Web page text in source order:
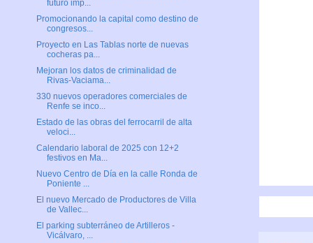
futuro imp...
Promocionando la capital como destino de
congresos...
Proyecto en Las Tablas norte de nuevas
cocheras pa...
Mejoran los datos de criminalidad de
Rivas-Vaciama...
330 nuevos operadores comerciales de
Renfe se inco...
Estado de las obras del ferrocarril de alta
veloci...
Calendario laboral de 2025 con 12+2
festivos en Ma...
Nuevo Centro de Día en la calle Ronda de
Poniente ...
El nuevo Mercado de Productores de Villa
de Vallec...
El parking subterráneo de Artilleros -
Vicálvaro, ...